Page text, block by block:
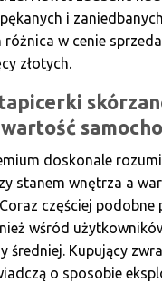
i
w cenie
złotych.
doskonale
stanem wnętrza a
częściej podobne
wśród
średniej. Kupujący
o sposobie